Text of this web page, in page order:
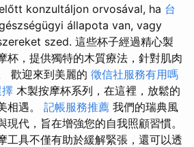
konzultáljon orvosával, ha 台
állapota van, vagy
szed. 這些杯子經過精心製
杯，提供獨特的木質療法，針對肌肉
歡迎來到美麗的 徵信社服務有用嗎
木製按摩杯系列，在這裡，放鬆的
相遇。 記帳服務推薦 我們的瑞典風
現代，旨在增強您的自我照顧習慣。
工具不僅有助於緩解緊張，還可以透